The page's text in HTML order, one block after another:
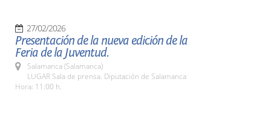
27/02/2026
Presentación de la nueva edición de la
Feria de la Juventud.
Salamanca (Salamanca)
LUGAR Sala de prensa. Diputación de Salamanca
Hora: 11:00 h.